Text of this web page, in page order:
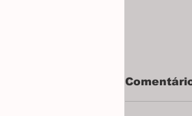
Futuro
debate